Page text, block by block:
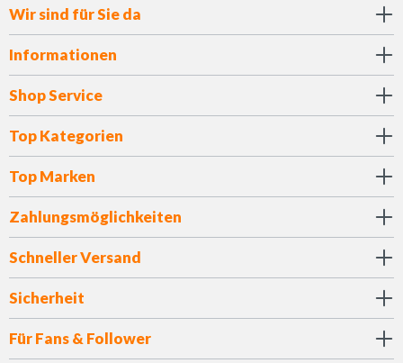
Wir sind für Sie da
Informationen
Shop Service
Top Kategorien
Top Marken
Zahlungsmöglichkeiten
Schneller Versand
Sicherheit
Für Fans & Follower